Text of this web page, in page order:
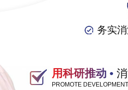
务实
用科研推动 •
PROMOTE